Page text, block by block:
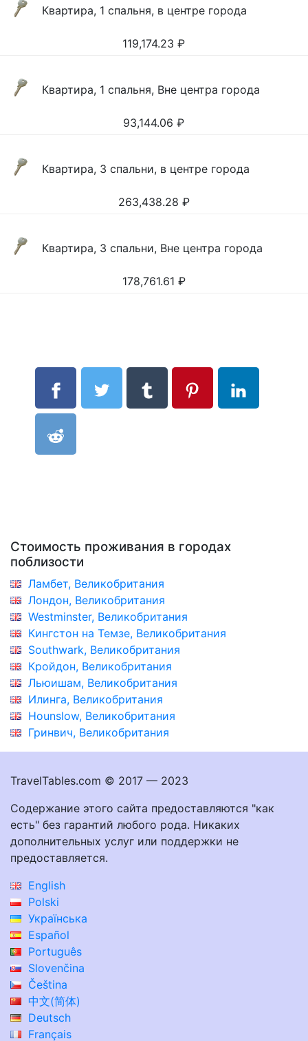
Квартира, 1 спальня, в центре города
119,174.23 ₽
Квартира, 1 спальня, Вне центра города
93,144.06 ₽
Квартира, 3 спальни, в центре города
263,438.28 ₽
Квартира, 3 спальни, Вне центра города
178,761.61 ₽
Стоимость проживания в городах
поблизости
Ламбет, Великобритания
Лондон, Великобритания
Westminster, Великобритания
Кингстон на Темзе, Великобритания
Southwark, Великобритания
Кройдон, Великобритания
Льюишам, Великобритания
Илинга, Великобритания
Hounslow, Великобритания
Гринвич, Великобритания
TravelTables.com © 2017 — 2023
Содержание этого сайта предоставляются "как
есть" без гарантий любого рода. Никаких
дополнительных услуг или поддержки не
предоставляется.
English
Polski
Українська
Español
Português
Slovenčina
Čeština
中文(简体)
Deutsch
Français